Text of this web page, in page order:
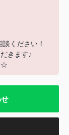
ください！
きます♪
☆